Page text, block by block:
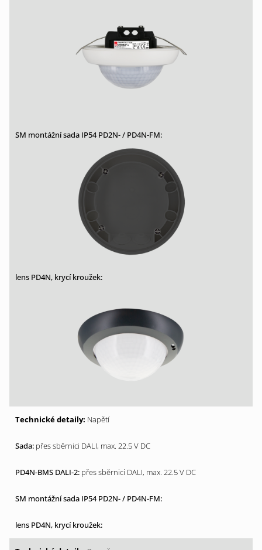
Napětí
přes sběrnici DALI, max. 22.5 V DC
přes sběrnici DALI, max. 22.5 V DC